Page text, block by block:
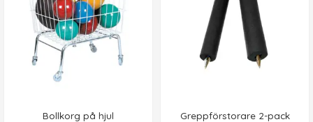
Bollkorg på hjul Greppförstorare 2-pack